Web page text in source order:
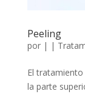
Peeling
por | |
El
la parte